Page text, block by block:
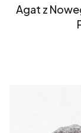
Agat z